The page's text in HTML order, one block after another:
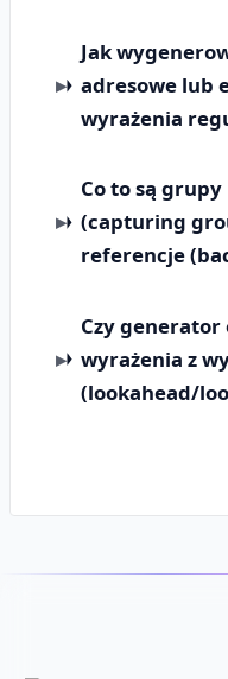
Jak
adresowe lub
wyrażenia
Co to są
(capturing
referencje
Czy generator
wyrażenia z
(lookahead/